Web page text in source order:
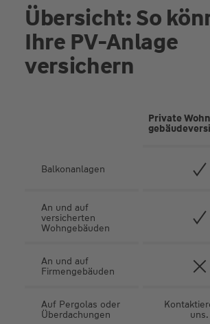
Übersicht: So
Ihre PV-Anlage
versichern
Private
Balkonanlagen
An und auf
versicherten
Wohngebäuden
An und auf
Firmengebäuden
Auf Pergolas oder
Überdachungen
uns.